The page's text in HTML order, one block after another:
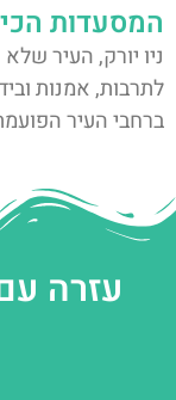
המסעדות הכי
ניו יורק, העיר
לתרבות, אמנות
ברחבי העיר
עזרה